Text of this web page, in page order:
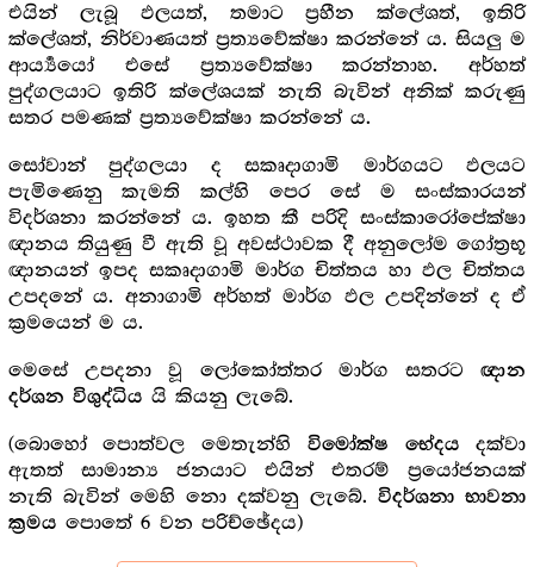
එයින් ලැබූ ඵලයත්, තමාට ප්‍ර‍හීන ක්ලේශත්, ඉතිරි
ක්ලේශත්, නිර්වාණයත් ප්‍ර‍ත්‍යවේක්ෂා කරන්නේ ය. සියලු ම
ආර්‍ය්‍යයෝ එසේ ප්‍ර‍ත්‍යවේක්ෂා කරන්නාහ. අර්හත්
පුද්ගලයාට ඉතිරි ක්ලේශයක් නැති බැවින් අනික් කරුණු
සතර පමණක් ප්‍ර‍ත්‍යවේක්ෂා කරන්නේ ය.
සෝවාන් පුද්ගලයා ද සකෘදාගාමි මාර්ගයට ඵලයට
පැමිණෙනු කැමති කල්හි පෙර සේ ම සංස්කාරයන්
විදර්ශනා කරන්නේ ය. ඉහත කී පරිදි සංස්කාරෝපේක්ෂා
ඥානය තියුණු වී ඇති වූ අවස්ථාවක දී අනුලෝම ගෝත්‍ර‍භූ
ඥානයන් ඉපද සකෘදාගාමි මාර්ග චිත්තය හා ඵල චිත්තය
උපදනේ ය. අනාගාමි අර්හත් මාර්ග ඵල උපදින්නේ ද ඒ
ක්‍ර‍මයෙන් ම ය.
මෙසේ උපදනා වූ ලෝකෝත්තර මාර්ග සතරටඥාන
දර්ශන විශුද්ධිය යි කියනු ලැබේ.
(බොහෝ පොත්වල මෙතැන්හි විමෝක්ෂ භේදය දක්වා
ඇතත් සාමාන්‍ය ජනයාට එයින් එතරම් ප්‍රයෝජනයක්
නැති බැවින් මෙහි නො දක්වනු ලැබේ.විදර්ශනා භාවනා
ක්‍ර‍මය පොතේ 6 වන පරිච්ඡේදය)